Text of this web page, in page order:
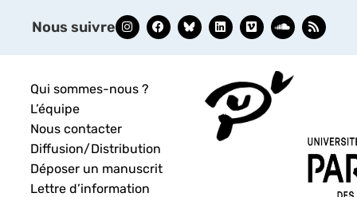
Nous suivre
Qui sommes-nous ?
L’équipe
Nous contacter
Diffusion/Distribution
Déposer un manuscrit
Lettre d’information